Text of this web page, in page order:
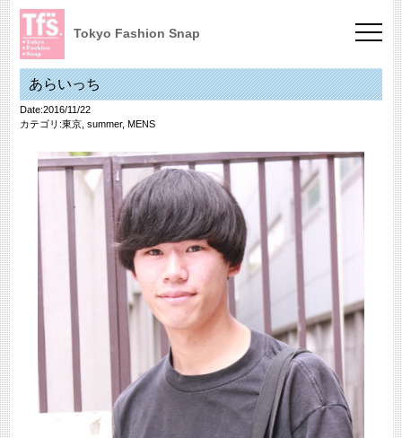
Tokyo Fashion Snap
あらいっち
Date:2016/11/22
カテゴリ:東京, summer, MENS